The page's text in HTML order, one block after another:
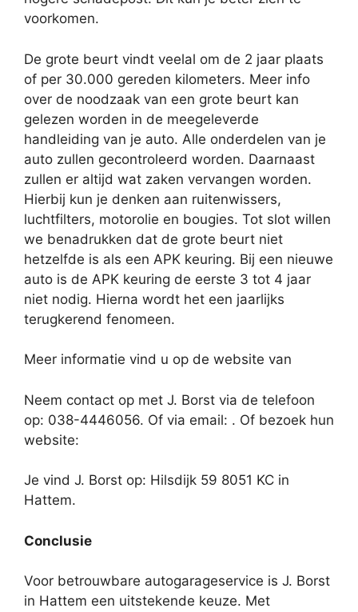
voorkomen.
De grote beurt vindt veelal om de 2 jaar plaats
of per 30.000 gereden kilometers. Meer info
over de noodzaak van een grote beurt kan
gelezen worden in de meegeleverde
handleiding van je auto. Alle onderdelen van je
auto zullen gecontroleerd worden. Daarnaast
zullen er altijd wat zaken vervangen worden.
Hierbij kun je denken aan ruitenwissers,
luchtfilters, motorolie en bougies. Tot slot willen
we benadrukken dat de grote beurt niet
hetzelfde is als een APK keuring. Bij een nieuwe
auto is de APK keuring de eerste 3 tot 4 jaar
niet nodig. Hierna wordt het een jaarlijks
terugkerend fenomeen.
Meer informatie vind u op de website van
Neem contact op met J. Borst via de telefoon
op: 038-4446056. Of via email: . Of bezoek hun
website:
Je vind J. Borst op: Hilsdijk 59 8051 KC in
Hattem.
Conclusie
Voor betrouwbare autogarageservice is J. Borst
in Hattem een uitstekende keuze. Met